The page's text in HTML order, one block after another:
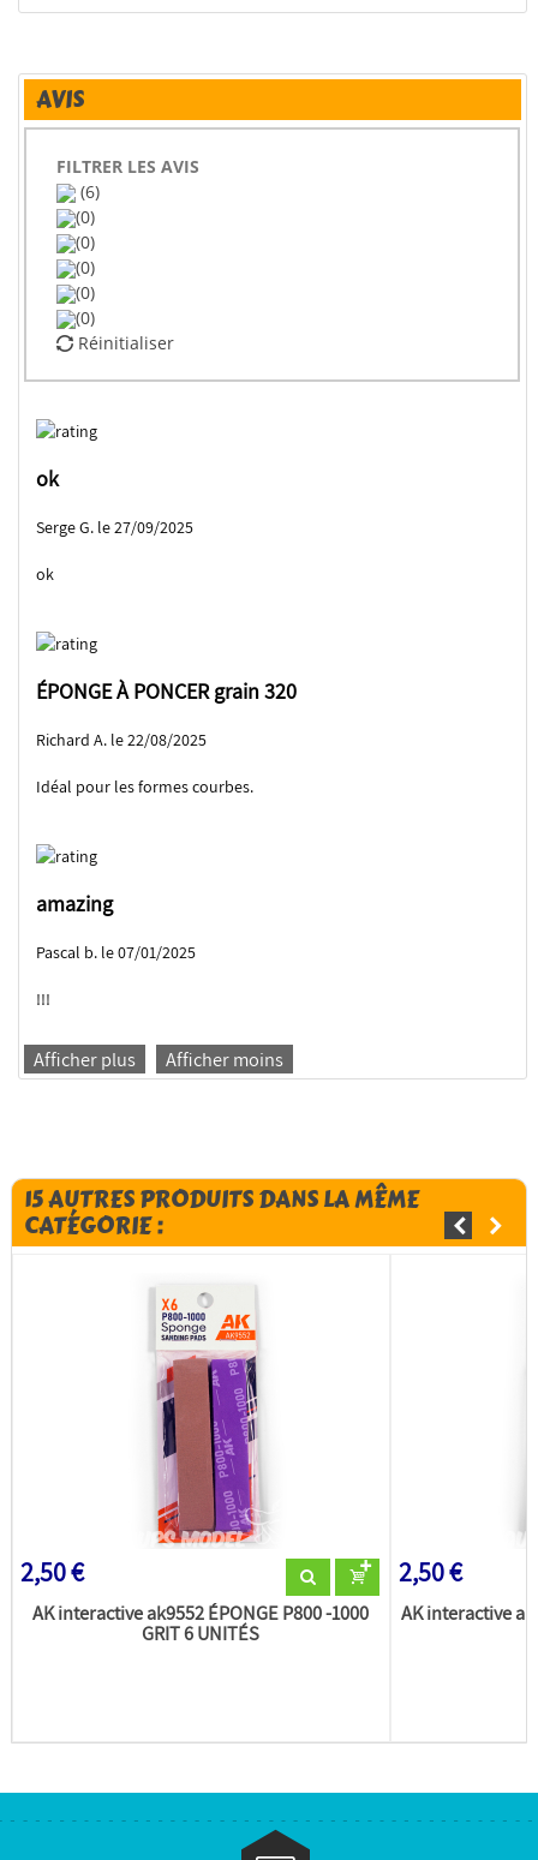
AVIS
FILTRER LES AVIS
(6)
(0)
(0)
(0)
(0)
(0)
Réinitialiser
ok
Serge G. le 27/09/2025
ok
ÉPONGE À PONCER grain 320
Richard A. le 22/08/2025
Idéal pour les formes courbes.
amazing
Pascal b. le 07/01/2025
!!!
Afficher plus Afficher moins
15 AUTRES PRODUITS DANS LA MÊME
CATÉGORIE :
2,50 €
AK interactive ak9552 ÉPONGE P800 -1000
GRIT 6 UNITÉS
2,50 €
AK interactive